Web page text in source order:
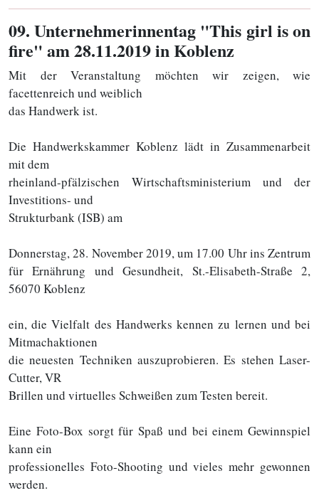
09. Unternehmerinnentag "This girl is on
fire" am 28.11.2019 in Koblenz
Mit der Veranstaltung möchten wir zeigen, wie
facettenreich und weiblich
das Handwerk ist.
Die Handwerkskammer Koblenz lädt in Zusammenarbeit
mit dem
rheinland-pfälzischen Wirtschaftsministerium und der
Investitions- und
Strukturbank (ISB) am
Donnerstag, 28. November 2019, um 17.00 Uhr ins Zentrum
für Ernährung und Gesundheit, St.-Elisabeth-Straße 2,
56070 Koblenz
ein, die Vielfalt des Handwerks kennen zu lernen und bei
Mitmachaktionen
die neuesten Techniken auszuprobieren. Es stehen Laser-
Cutter, VR
Brillen und virtuelles Schweißen zum Testen bereit.
Eine Foto-Box sorgt für Spaß und bei einem Gewinnspiel
kann ein
professionelles Foto-Shooting und vieles mehr gewonnen
werden.